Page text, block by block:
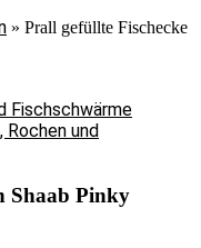
» Prall gefüllte Fischecke
Fischschwärme
Rochen und
Shaab Pinky